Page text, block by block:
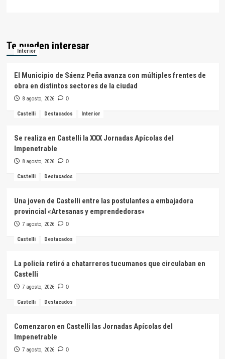
Te pueden interesar
Interior
El Municipio de Sáenz Peña avanza con múltiples frentes de
obra en distintos sectores de la ciudad
8 agosto, 2026 0
Castelli Destacados Interior
Se realiza en Castelli la XXX Jornadas Apícolas del
Impenetrable
8 agosto, 2026 0
Castelli Destacados
Una joven de Castelli entre las postulantes a embajadora
provincial «Artesanas y emprendedoras»
7 agosto, 2026 0
Castelli Destacados
La policía retiró a chatarreros tucumanos que circulaban en
Castelli
7 agosto, 2026 0
Castelli Destacados
Comenzaron en Castelli las Jornadas Apícolas del
Impenetrable
7 agosto, 2026 0